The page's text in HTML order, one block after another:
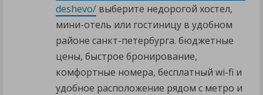
deshevo/ выберите недорогой хостел,
мини-отель или гостиницу в удобном
районе санкт-петербурга. бюджетные
цены, быстрое бронирование,
комфортные номера, бесплатный wi-fi и
удобное расположение рядом с метро и